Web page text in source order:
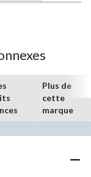
Plus de
cette
marque